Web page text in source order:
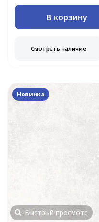
В корзину
Смотреть наличие
Новинка
Быстрый просмотр